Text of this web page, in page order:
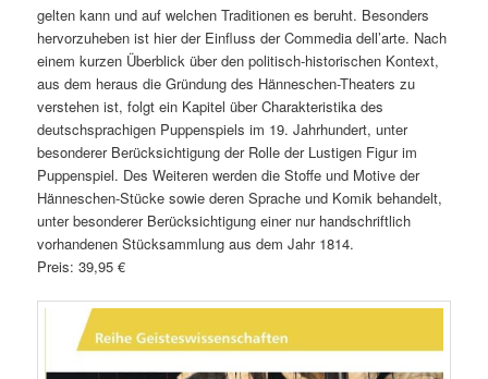
gelten kann und auf welchen Traditionen es beruht. Besonders
hervorzuheben ist hier der Einfluss der Commedia dell’arte. Nach
einem kurzen Überblick über den politisch-historischen Kontext,
aus dem heraus die Gründung des Hänneschen-Theaters zu
verstehen ist, folgt ein Kapitel über Charakteristika des
deutschsprachigen Puppenspiels im 19. Jahrhundert, unter
besonderer Berücksichtigung der Rolle der Lustigen Figur im
Puppenspiel. Des Weiteren werden die Stoffe und Motive der
Hänneschen-Stücke sowie deren Sprache und Komik behandelt,
unter besonderer Berücksichtigung einer nur handschriftlich
vorhandenen Stücksammlung aus dem Jahr 1814.
Preis: 39,95 €